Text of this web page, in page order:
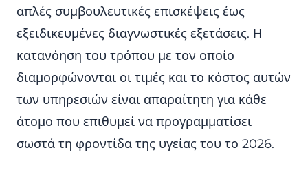
απλές συμβουλευτικές επισκέψεις έως
εξειδικευμένες διαγνωστικές εξετάσεις. Η
κατανόηση του τρόπου με τον οποίο
διαμορφώνονται οι τιμές και το κόστος αυτών
των υπηρεσιών είναι απαραίτητη για κάθε
άτομο που επιθυμεί να προγραμματίσει
σωστά τη φροντίδα της υγείας του το 2026.